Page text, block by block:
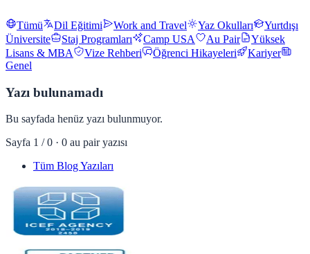
Tümü Dil Eğitimi Work and Travel Yaz Okulları
Yurtdışı
Üniversite
Staj Programları Camp USA Au Pair
Yüksek
Lisans & MBA
Vize Rehberi Öğrenci Hikayeleri
Kariyer
Genel
Yazı bulunamadı
Bu sayfada henüz yazı bulunmuyor.
Sayfa 1 /0 · 0 au pairyazısı
Tüm Blog Yazıları